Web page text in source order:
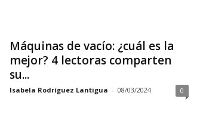
Máquinas de vacío: ¿cuál es la
mejor? 4 lectoras comparten
su...
Isabela Rodríguez Lantigua - 08/03/2024 0